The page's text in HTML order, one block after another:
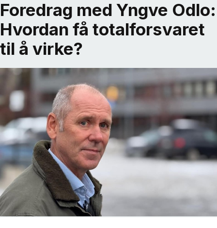
Foredrag med Yngve Odlo:
Hvordan få totalforsvaret
til å virke?